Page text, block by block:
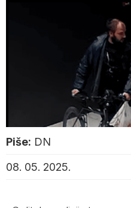
Piše: DN
08. 05. 2025.